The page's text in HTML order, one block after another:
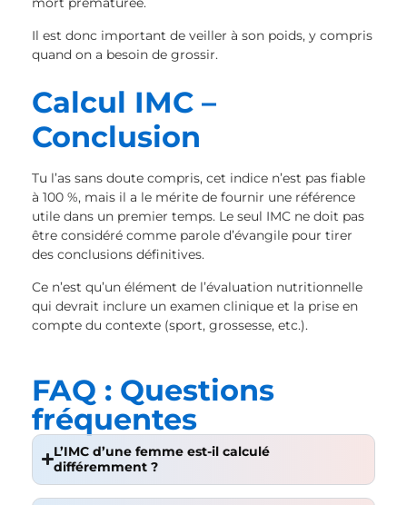
Il est donc important de veiller à son poids, y compris
quand on a besoin de grossir.
Calcul IMC –
Conclusion
Tu l’as sans doute compris, cet indice n’est pas fiable
à 100 %, mais il a le mérite de fournir une référence
utile dans un premier temps. Le seul IMC ne doit pas
être considéré comme parole d’évangile pour tirer
des conclusions définitives.
Ce n’est qu’un élément de l’évaluation nutritionnelle
qui devrait inclure un examen clinique et la prise en
compte du contexte (sport, grossesse, etc.).
FAQ : Questions
fréquentes
L’IMC d’une femme est-il calculé
différemment ?